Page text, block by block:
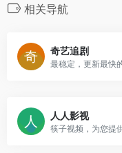
相关导航
奇艺追剧
最稳定，更新最快
人人影视